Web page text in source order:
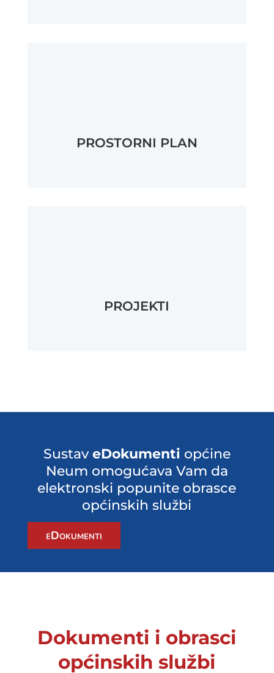
PROSTORNI PLAN
PROJEKTI
SustaveDokumenti općine
Neum omogućava Vam da
elektronski popunite obrasce
općinskih službi
eDokumenti
Dokumenti i obrasci
općinskih službi